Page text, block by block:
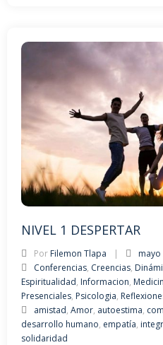
NIVEL 1 DESPERTAR
Por Filemon Tlapa
mayo
Conferencias, Creencias,
Espiritualidad, Informacion,
Presenciales, Psicologia,
amistad, Amor, autoestima,
desarrollo humano, empatía,
solidaridad